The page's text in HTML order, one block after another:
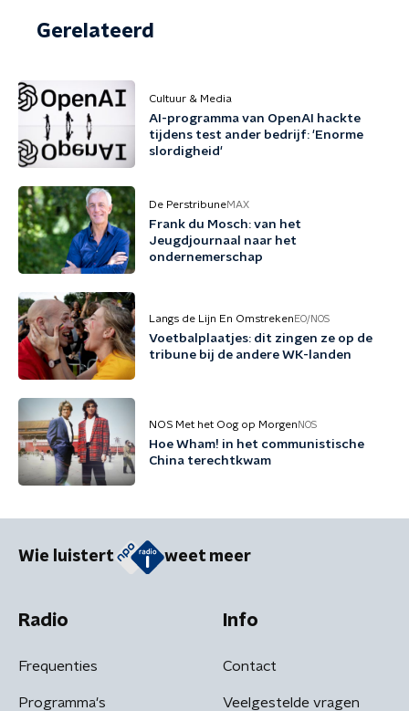
Gerelateerd
Cultuur & Media
AI-programma van OpenAI hackte
tijdens test ander bedrijf: 'Enorme
slordigheid'
De PerstribuneMAX
Frank du Mosch: van het
Jeugdjournaal naar het
ondernemerschap
Langs de Lijn En Omstreken EO/NOS
Voetbalplaatjes: dit zingen ze op de
tribune bij de andere WK-landen
NOS Met het Oog op Morgen NOS
Hoe Wham! in het communistische
China terechtkwam
Wie luistert weet meer
Radio
Frequenties
Programma's
Info
Contact
Veelgestelde vragen